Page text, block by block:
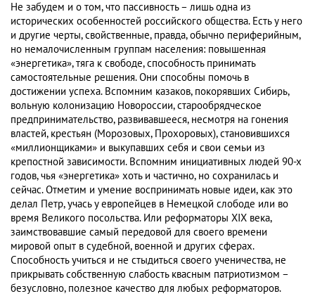
Не забудем и о том, что пассивность – лишь одна из
исторических особенностей российского общества. Есть у него
и другие черты, свойственные, правда, обычно периферийным,
но немалочисленным группам населения: повышенная
«энергетика», тяга к свободе, способность принимать
самостоятельные решения. Они способны помочь в
достижении успеха. Вспомним казаков, покорявших Сибирь,
вольную колонизацию Новороссии, старообрядческое
предпринимательство, развивавшееся, несмотря на гонения
властей, крестьян (Морозовых, Прохоровых), становившихся
«миллионщиками» и выкупавших себя и свои семьи из
крепостной зависимости. Вспомним инициативных людей 90-х
годов, чья «энергетика» хоть и частично, но сохранилась и
сейчас. Отметим и умение воспринимать новые идеи, как это
делал Петр, учась у европейцев в Немецкой слободе или во
время Великого посольства. Или реформаторы XIX века,
заимствовавшие самый передовой для своего времени
мировой опыт в судебной, военной и других сферах.
Способность учиться и не стыдиться своего ученичества, не
прикрывать собственную слабость квасным патриотизмом –
безусловно, полезное качество для любых реформаторов.